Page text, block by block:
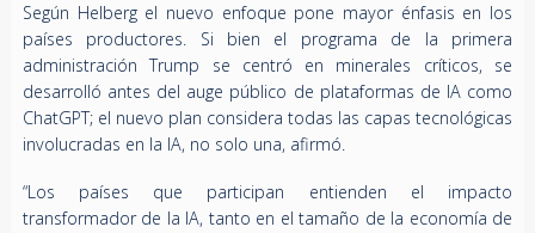
Según Helberg el nuevo enfoque pone mayor énfasis en los
países productores. Si bien el programa de la primera
administración Trump se centró en minerales críticos, se
desarrolló antes del auge público de plataformas de IA como
ChatGPT; el nuevo plan considera todas las capas tecnológicas
involucradas en la IA, no solo una, afirmó.
“Los países que participan entienden el impacto
transformador de la IA, tanto en el tamaño de la economía de